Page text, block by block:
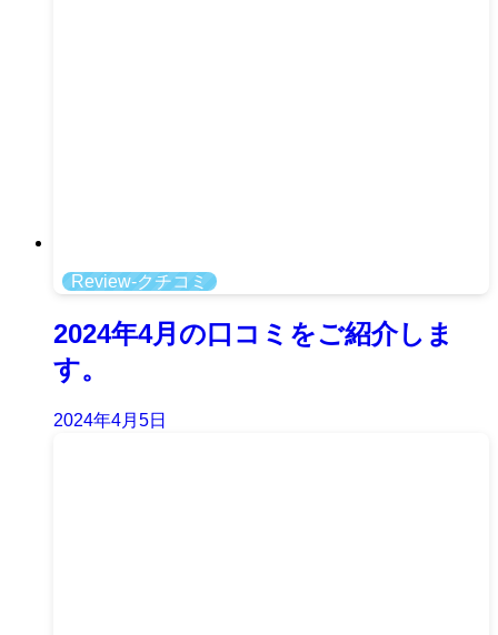
Review-クチコミ
2024年4月の口コミをご紹介しま
す。
2024年4月5日